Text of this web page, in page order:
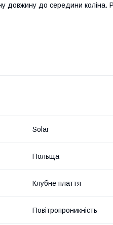
до середини коліна.
Solar
Польща
Клубне плаття
Повітропроникність